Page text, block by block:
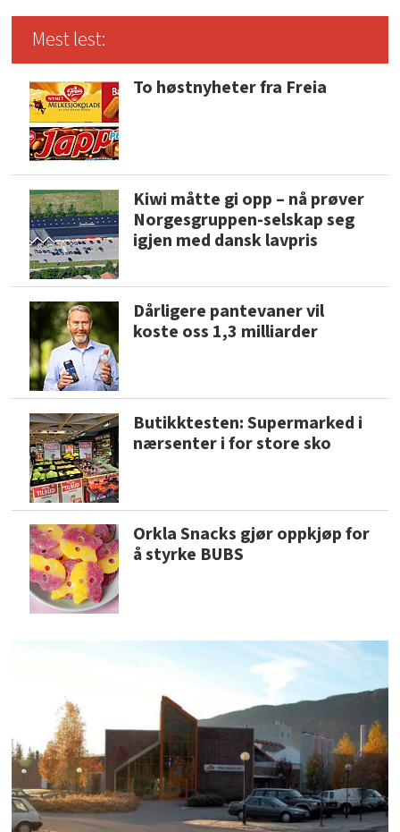
Mest lest:
To høstnyheter fra Freia
Kiwi måtte gi opp – nå prøver
Norgesgruppen-selskap seg
igjen med dansk lavpris
Dårligere pantevaner vil
koste oss 1,3 milliarder
Butikktesten: Supermarked i
nærsenter i for store sko
Orkla Snacks gjør oppkjøp for
å styrke BUBS